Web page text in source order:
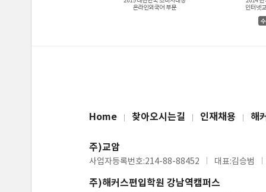
Home 찾아오시는길 인재채용 해
주)교암
사업자등록번호:214-88-88452 대표:김승범
주)해커스편입학원 강남역캠퍼스